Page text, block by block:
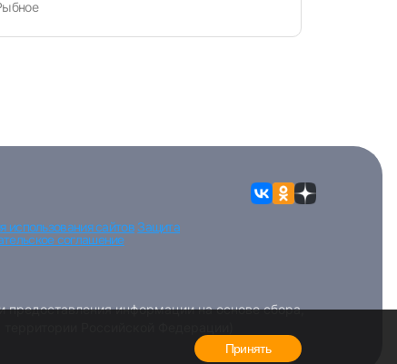
Принять
использования сайтов Защита
соглашение
предоставления информации на основе сбора,